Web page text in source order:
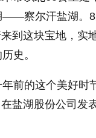
——察尔汗盐湖。
到这块宝地，实
史。
前的这个美好时
盐湖股份公司发